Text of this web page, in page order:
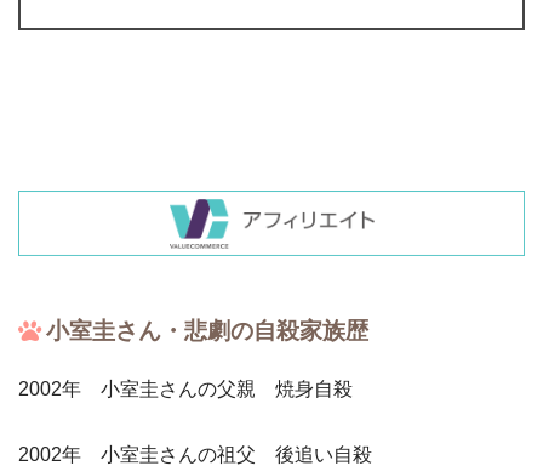
小室圭さん・悲劇の自殺家族歴
2002年 小室圭さんの父親 焼身自殺
2002年 小室圭さんの祖父 後追い自殺